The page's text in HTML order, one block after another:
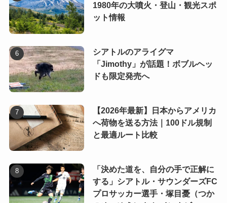
1980年の大噴火・登山・観光スポ
ット情報
シアトルのアライグマ
「Jimothy」が話題！ボブルヘッ
ドも限定発売へ
【2026年最新】日本からアメリカ
へ荷物を送る方法｜100ドル規制
と最適ルート比較
「決めた道を、自分の手で正解に
する」シアトル・サウンダーズFC
プロサッカー選手・塚目憂（つか